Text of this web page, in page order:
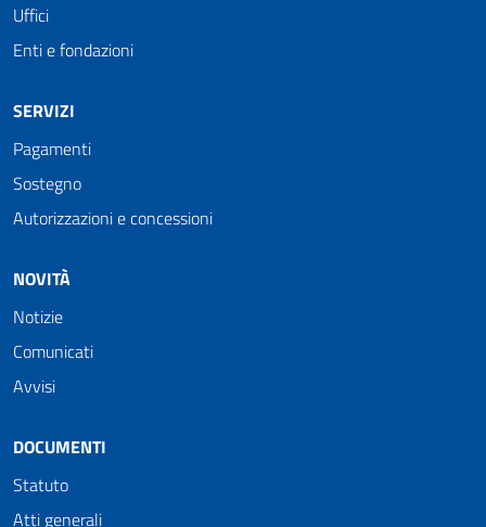
Uffici
Enti e fondazioni
SERVIZI
Pagamenti
Sostegno
Autorizzazioni e concessioni
NOVITÀ
Notizie
Comunicati
Avvisi
DOCUMENTI
Statuto
Atti generali